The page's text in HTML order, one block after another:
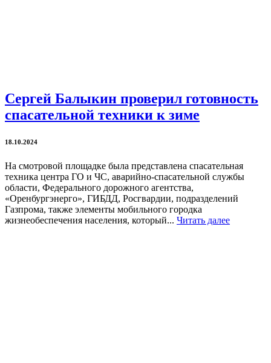
Сергей Балыкин проверил готовность
спасательной техники к зиме
18.10.2024
На смотровой площадке была представлена спасательная
техника центра ГО и ЧС, аварийно-спасательной службы
области, Федерального дорожного агентства,
«Оренбургэнерго», ГИБДД, Росгвардии, подразделений
Газпрома, также элементы мобильного городка
жизнеобеспечения населения, который... Читать далее